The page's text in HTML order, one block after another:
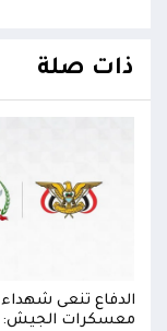
ذات صلة
الدفاع تنعى
معسكرات الجيش: